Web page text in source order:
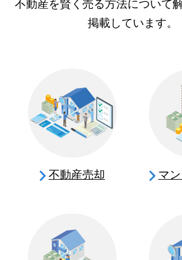
不動産を賢く売る方法について
掲載しています。
不動産売却 マ